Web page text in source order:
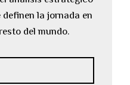
la jornada en
del mundo.